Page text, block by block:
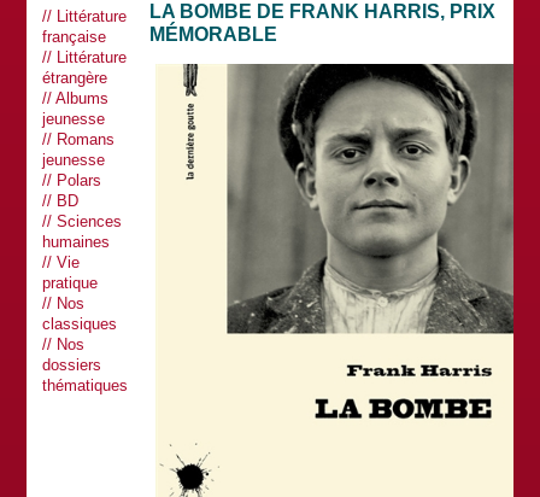
Littérature
française
Littérature
étrangère
Albums
jeunesse
Romans
jeunesse
Polars
BD
Sciences
humaines
Vie
pratique
Nos
classiques
Nos
dossiers
thématiques
LA BOMBE DE FRANK HARRIS, PRIX
MÉMORABLE